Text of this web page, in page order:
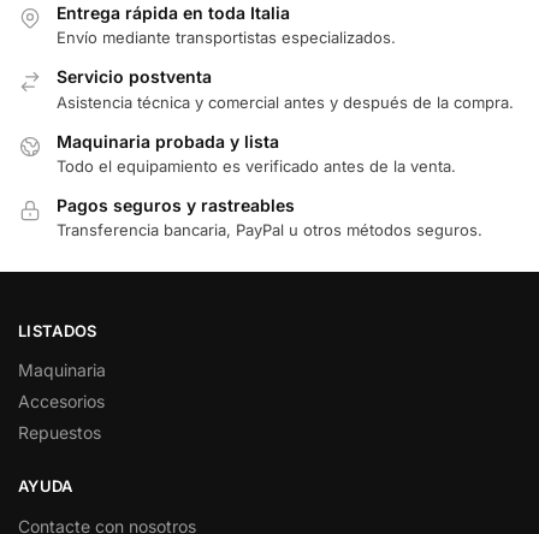
Entrega rápida en toda Italia
Envío mediante transportistas especializados.
Servicio postventa
Asistencia técnica y comercial antes y después de la compra.
Maquinaria probada y lista
Todo el equipamiento es verificado antes de la venta.
Pagos seguros y rastreables
Transferencia bancaria, PayPal u otros métodos seguros.
LISTADOS
Maquinaria
Accesorios
Repuestos
AYUDA
Contacte con nosotros